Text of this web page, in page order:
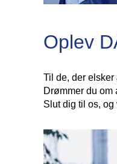
Oplev
Til de, der
Drømmer du om
Slut dig til os,